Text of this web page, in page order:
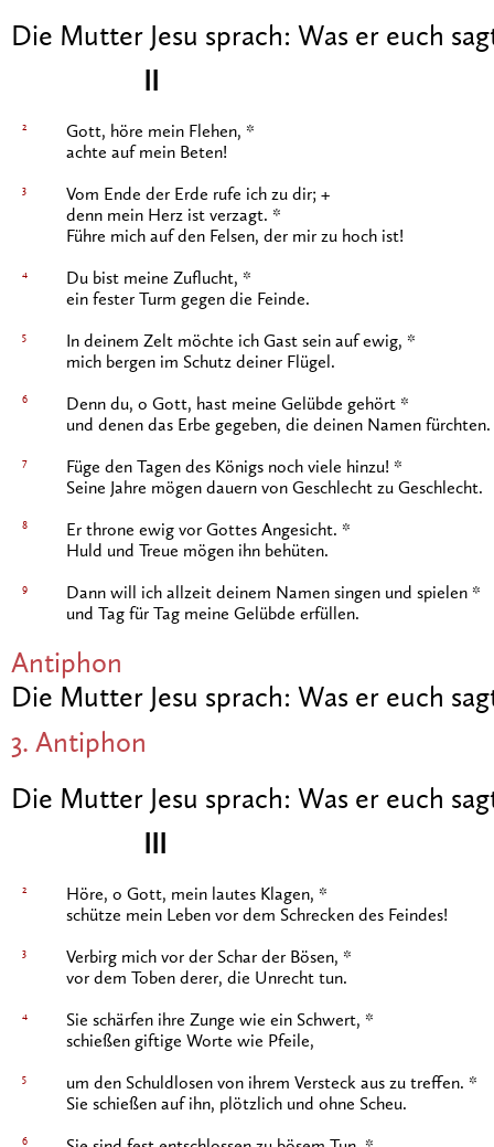
Die Mutter Jesu sprach: Was er euch
2
Gott, höre mein Flehen, *
achte auf mein Beten!
3
Vom Ende der Erde rufe ich zu dir; +
denn mein Herz ist verzagt. *
Führe mich auf den Felsen, der mir zu hoch ist!
4
Du bist meine Zuflucht, *
ein fester Turm gegen die Feinde.
5
In deinem Zelt möchte ich Gast sein auf ewig, *
mich bergen im Schutz deiner Flügel.
6
Denn du, o Gott, hast meine Gelübde gehört *
und denen das Erbe gegeben, die deinen Namen fürchten.
7
Füge den Tagen des Königs noch viele hinzu! *
Seine Jahre mögen dauern von Geschlecht zu Geschlecht.
8
Er throne ewig vor Gottes Angesicht. *
Huld und Treue mögen ihn behüten.
9
Dann will ich allzeit deinem Namen singen und spielen *
und Tag für Tag meine Gelübde erfüllen.
Antiphon
Die Mutter Jesu sprach: Was er euch
3. Antiphon
Die Mutter Jesu sprach: Was er euch
2
Höre, o Gott, mein lautes Klagen, *
schütze mein Leben vor dem Schrecken des Feindes!
3
Verbirg mich vor der Schar der Bösen, *
vor dem Toben derer, die Unrecht tun.
4
Sie schärfen ihre Zunge wie ein Schwert, *
schießen giftige Worte wie Pfeile,
5
um den Schuldlosen von ihrem Versteck aus zu treffen. *
Sie schießen auf ihn, plötzlich und ohne Scheu.
6